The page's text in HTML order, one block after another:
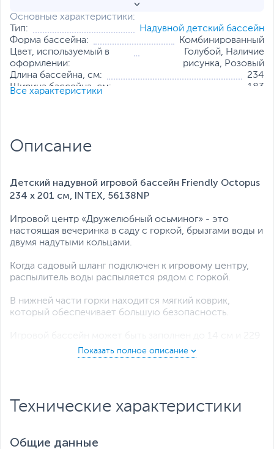
Основные характеристики:
Тип:
Надувной детский бассейн
Форма бассейна:
Комбинированный
Цвет, используемый в
оформлении:
Голубой, Наличие
рисунка, Розовый
Длина бассейна, см:
234
Ширина бассейна, см:
183
Все характеристики
Описание
Детский надувной игровой бассейн Friendly Octopus
234 х 201 см, INTEX, 56138NP
Игровой центр «Дружелюбный осьминог» - это
настоящая вечеринка в саду с горкой, брызгами воды и
двумя надутыми кольцами.
Когда садовый шланг подключен к игровому центру,
распылитель воды распыляется рядом с горкой.
В нижней части горки находится мягкий коврик,
который обеспечивает большую безопасность.
детским играм.
устранить с помощью ремонтного комплекта,
Технические характеристики
Общие данные